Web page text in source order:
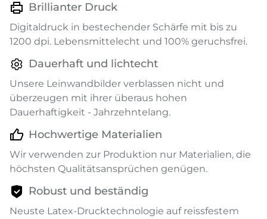
Brillianter Druck
Digitaldruck in bestechender Schärfe mit bis zu
1200 dpi. Lebensmittelecht und 100% geruchsfrei.
Dauerhaft und lichtecht
Unsere Leinwandbilder verblassen nicht und
überzeugen mit ihrer überaus hohen
Dauerhaftigkeit - Jahrzehntelang.
Hochwertige Materialien
Wir verwenden zur Produktion nur Materialien, die
höchsten Qualitätsansprüchen genügen.
Robust und beständig
Neuste Latex-Drucktechnologie auf reissfestem